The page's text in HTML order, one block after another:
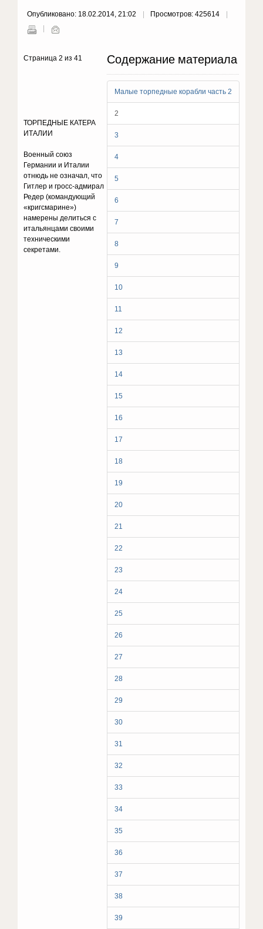
Опубликовано: 18.02.2014, 21:02 Просмотров: 425614
Содержание материала
Малые торпедные корабли часть 2
2
3
4
5
6
7
8
9
10
11
12
13
14
15
16
17
18
19
20
21
22
23
24
25
26
27
28
29
30
31
32
33
34
35
36
37
38
39
Страница 2 из 41
ТОРПЕДНЫЕ КАТЕРА
ИТАЛИИ
Военный союз
Германии и Италии
отнюдь не означал, что
Гитлер и гросс-адмирал
Редер (командующий
«кригсмарине»)
намерены делиться с
итальянцами своими
техническими
секретами.